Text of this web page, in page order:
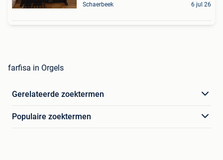
Schaerbeek 6 jul 26
farfisa in Orgels
Gerelateerde zoektermen
Populaire zoektermen